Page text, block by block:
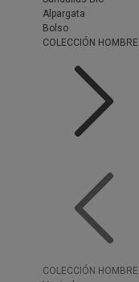
Alpargata
Bolso
COLECCIÓN HOMBRE
COLECCIÓN HOMBRE